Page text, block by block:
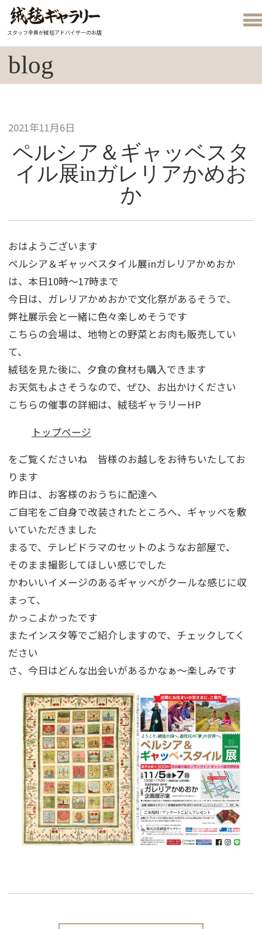
スタッフ全員が絨毯アドバイザーのお店
blog
2021年11月6日
ペルシア＆ギャッベスタ
イル展inガレリアかめお
か
おはようございます
ペルシア＆ギャッベスタイル展inガレリアかめおか
は、本日10時～17時まで
今日は、ガレリアかめおかで文化祭があるそうで、
弊社展示会と一緒に色々楽しめそうです
こちらの会場は、地物との野菜とお肉も販売してい
て、
絨毯を見た後に、夕食の食材も購入できます
お天気もよさそうなので、ぜひ、お出かけください
こちらの催事の詳細は、絨毯ギャラリーHP
トップページ
をご覧くださいね 皆様のお越しをお待ちいたしてお
ります
昨日は、お客様のおうちに配達へ
ご自宅をご自身で改装されたところへ、ギャッベを敷
いていただきました
まるで、テレビドラマのセットのようなお部屋で、
そのまま撮影してほしい感じでした
かわいいイメージのあるギャッベがクールな感じに収
まって、
かっこよかったです
またインスタ等でご紹介しますので、チェックしてく
ださい
さ、今日はどんな出会いがあるかなぁ～楽しみです